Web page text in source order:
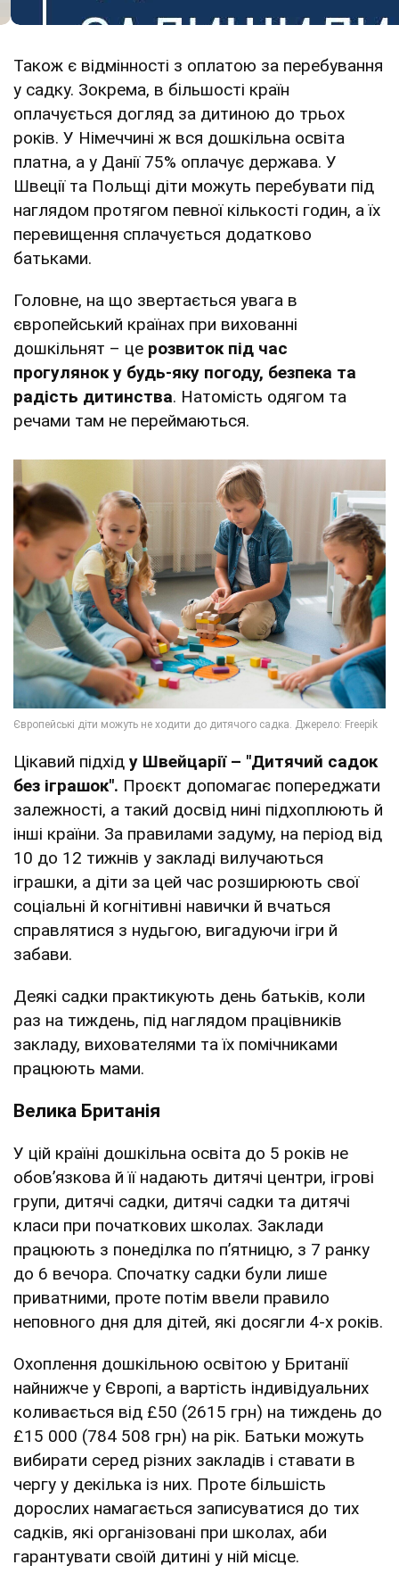
Також є відмінності з оплатою за перебування
у садку. Зокрема, в більшості країн
оплачується догляд за дитиною до трьох
років. У Німеччині ж вся дошкільна освіта
платна, а у Данії 75% оплачує держава. У
Швеції та Польщі діти можуть перебувати під
наглядом протягом певної кількості годин, а їх
перевищення сплачується додатково
батьками.
Головне, на що звертається увага в
європейський країнах при вихованні
дошкільнят – це розвиток під час
прогулянок у будь-яку погоду, безпека та
радість дитинства. Натомість одягом та
речами там не переймаються.
Цікавий підхід у Швейцарії – "Дитячий садок
без іграшок". Проєкт допомагає попереджати
залежності, а такий досвід нині підхоплюють й
інші країни. За правилами задуму, на період від
10 до 12 тижнів у закладі вилучаються
іграшки, а діти за цей час розширюють свої
соціальні й когнітивні навички й вчаться
справлятися з нудьгою, вигадуючи ігри й
забави.
Деякі садки практикують день батьків, коли
раз на тиждень, під наглядом працівників
закладу, вихователями та їх помічниками
працюють мами.
Велика Британія
У цій країні дошкільна освіта до 5 років не
обовʼязкова й її надають дитячі центри, ігрові
групи, дитячі садки, дитячі садки та дитячі
класи при початкових школах. Заклади
працюють з понеділка по п’ятницю, з 7 ранку
до 6 вечора. Спочатку садки були лише
приватними, проте потім ввели правило
неповного дня для дітей, які досягли 4-х років.
Охоплення дошкільною освітою у Британії
найнижче у Європі, а вартість індивідуальних
коливається від £50 (2615 грн) на тиждень до
£15 000 (784 508 грн) на рік. Батьки можуть
вибирати серед різних закладів і ставати в
чергу у декілька із них. Проте більшість
дорослих намагається записуватися до тих
садків, які організовані при школах, аби
гарантувати своїй дитині у ній місце.